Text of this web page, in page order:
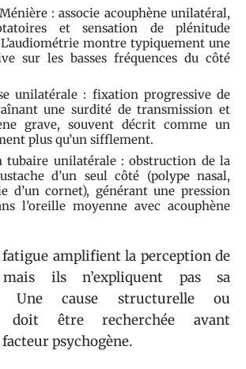
: associe acouphène unilatéral,
et sensation de plénitude
montre typiquement une
sur les basses fréquences du côté
unilatérale : fixation progressive de
une surdité de transmission et
grave, souvent décrit comme un
plus qu’un sifflement.
tubaire unilatérale : obstruction de la
d’un seul côté (polype nasal,
d’un cornet), générant une pression
l’oreille moyenne avec acouphène
fatigue amplifient la perception de
mais ils n’expliquent pas sa
Une cause structurelle ou
doit être recherchée avant
psychogène.